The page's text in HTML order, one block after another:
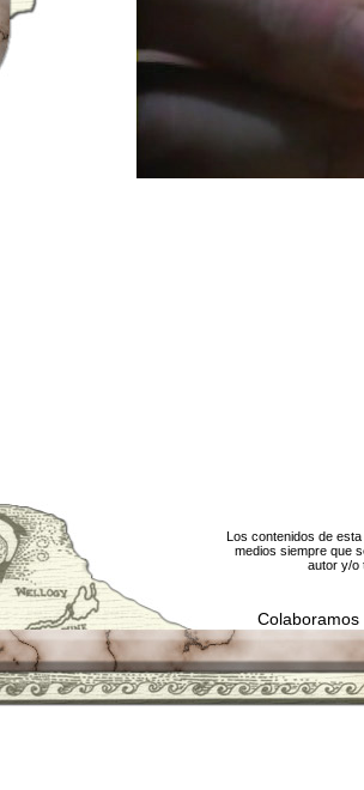
Los contenidos de
medios siempre que
autor y/o